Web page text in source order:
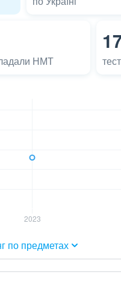
НМТ
по предметах